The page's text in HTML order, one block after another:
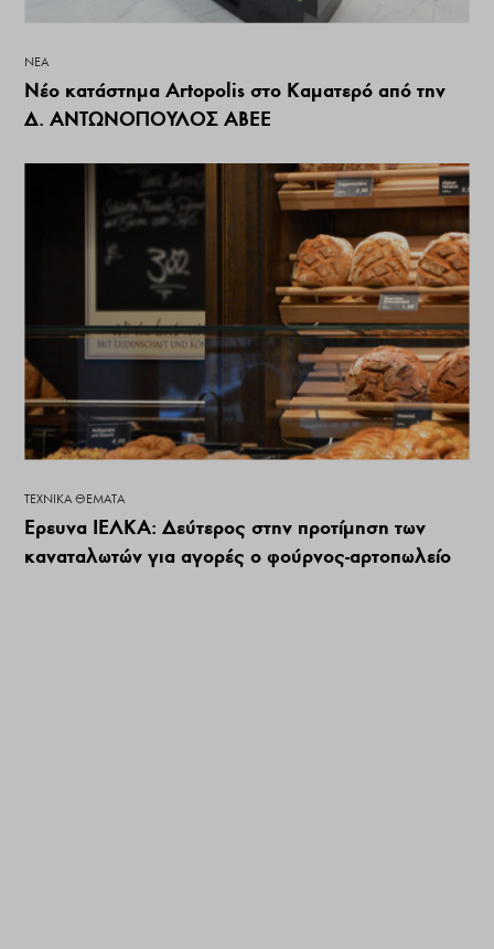
ΝΕΑ
Νέο κατάστημα Artopolis στo Καματερό από την
Δ. ΑΝΤΩΝΟΠΟΥΛΟΣ ΑΒΕΕ
ΤΕΧΝΙΚΆ ΘΈΜΑΤΑ
Έρευνα ΙΕΛΚΑ: Δεύτερος στην προτίμηση των
καναταλωτών για αγορές ο φούρνος-αρτοπωλείο